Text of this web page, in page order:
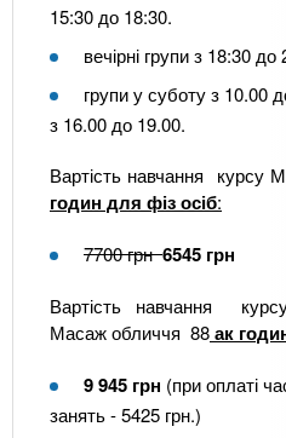
15:30 до 18:30.
вечірні групи з 18:30
групи у суботу з 10.00
з 16.00 до 19.00.
Вартість навчання курсу
годин для фіз осіб:
7700 грн6545 грн
Вартість навчання
Масаж обличчя 88ак
9 945 грн (при оплаті
занять - 5425 грн.)